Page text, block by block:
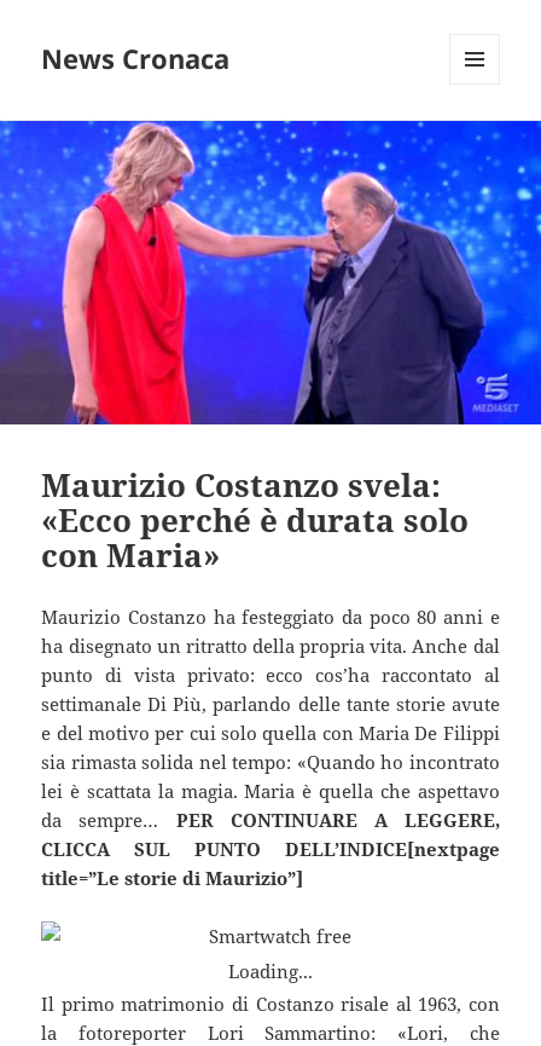
News Cronaca
WIDGET
Maurizio Costanzo svela:
«Ecco perché è durata solo
con Maria»
Maurizio Costanzo ha festeggiato da poco 80 anni e
ha disegnato un ritratto della propria vita. Anche dal
punto di vista privato: ecco cos’ha raccontato al
settimanale Di Più, parlando delle tante storie avute
e del motivo per cui solo quella con Maria De Filippi
sia rimasta solida nel tempo: «Quando ho incontrato
lei è scattata la magia. Maria è quella che aspettavo
da sempre… PER CONTINUARE A LEGGERE,
CLICCA SUL PUNTO DELL’INDICE[nextpage
title=”Le storie di Maurizio”]
Loading...
Il primo matrimonio di Costanzo risale al 1963, con
la fotoreporter Lori Sammartino: «Lori, che